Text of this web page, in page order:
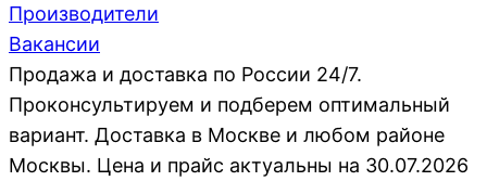
Производители
Вакансии
Продажа и доставка по России 24/7.
Проконсультируем и подберем оптимальный
вариант. Доставка в Москве и любом районе
Москвы. Цена и прайс актуальны на 30.07.2026